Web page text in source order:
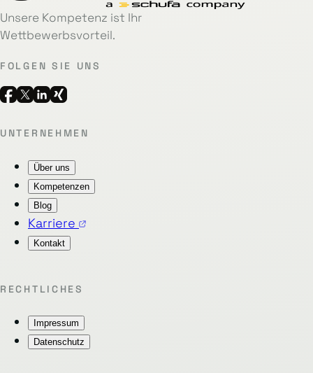
Unsere Kompetenz ist Ihr
Wettbewerbsvorteil.
FOLGEN SIE UNS
UNTERNEHMEN
Über uns
Kompetenzen
Blog
Karriere
Kontakt
RECHTLICHES
Impressum
Datenschutz